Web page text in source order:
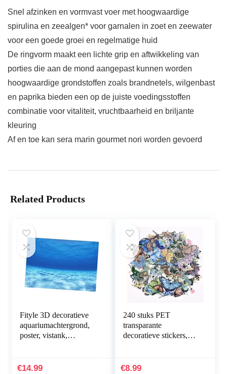
Snel afzinken en vormvast voer met hoogwaardige
spirulina en zeealgen* voor garnalen in zoet en zeewater
voor een goede groei en regelmatige huid
De ringvorm maakt een lichte grip en aftwikkeling van
porties die aan de mond aangepast kunnen worden
hoogwaardige grondstoffen zoals brandnetels, wilgenbast
en paprika bieden een op de juiste voedingsstoffen
combinatie voor vitaliteit, vruchtbaarheid en briljante
kleuring
Af en toe kan sera marin gourmet nori worden gevoerd
Related Products
Fityle 3D decoratieve
aquariumachtergrond,
poster, vistank,
zelfklevend,
€14.99
240 stuks PET
transparante
decoratieve stickers,
voor DIY journaling
€8.99